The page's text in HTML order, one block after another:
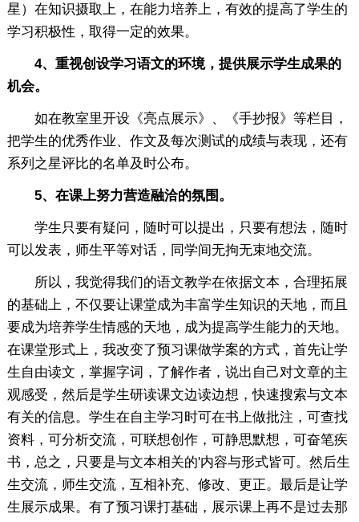
星）在知识摄取上，在能力培养上，有效的提高了学生的
学习积极性，取得一定的效果。
4、重视创设学习语文的环境，提供展示学生成果的
机会。
如在教室里开设《亮点展示》、《手抄报》等栏目，
把学生的优秀作业、作文及每次测试的成绩与表现，还有
系列之星评比的名单及时公布。
5、在课上努力营造融洽的氛围。
学生只要有疑问，随时可以提出，只要有想法，随时
可以发表，师生平等对话，同学间无拘无束地交流。
所以，我觉得我们的语文教学在依据文本，合理拓展
的基础上，不仅要让课堂成为丰富学生知识的天地，而且
要成为培养学生情感的天地，成为提高学生能力的天地。
在课堂形式上，我改变了预习课做学案的方式，首先让学
生自由读文，掌握字词，了解作者，说出自己对文章的主
观感受，然后是学生研读课文边读边想，快速搜索与文本
有关的信息。学生在自主学习时可在书上做批注，可查找
资料，可分析交流，可联想创作，可静思默想，可奋笔疾
书，总之，只要是与文本相关的'内容与形式皆可。然后生
生交流，师生交流，互相补充、修改、更正。最后是让学
生展示成果。有了预习课打基础，展示课上再不是过去那